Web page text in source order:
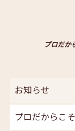
プロだか
お知らせ
プロだからこ